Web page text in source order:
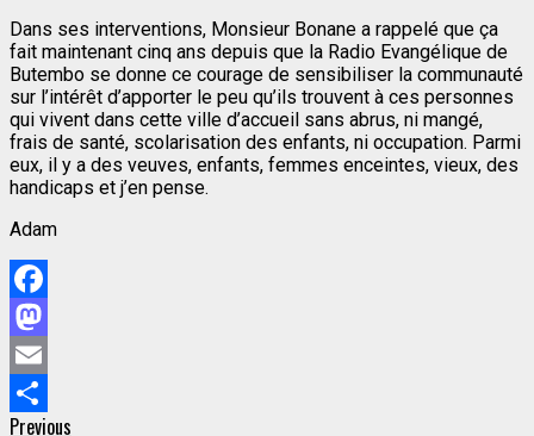
Dans ses interventions, Monsieur Bonane a rappelé que ça
fait maintenant cinq ans depuis que la Radio Evangélique de
Butembo se donne ce courage de sensibiliser la communauté
sur l’intérêt d’apporter le peu qu’ils trouvent à ces personnes
qui vivent dans cette ville d’accueil sans abrus, ni mangé,
frais de santé, scolarisation des enfants, ni occupation. Parmi
eux, il y a des veuves, enfants, femmes enceintes, vieux, des
handicaps et j’en pense.
Adam
Facebook
Mastodon
Email
Previous